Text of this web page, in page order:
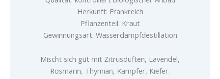
Herkunft: Frankreich
Pflanzenteil: Kraut
Gewinnungsart: Wasserdampfdestillation
Mischt sich gut mit Zitrusdüften, Lavendel,
Rosmarin, Thymian, Kampfer, Kiefer.